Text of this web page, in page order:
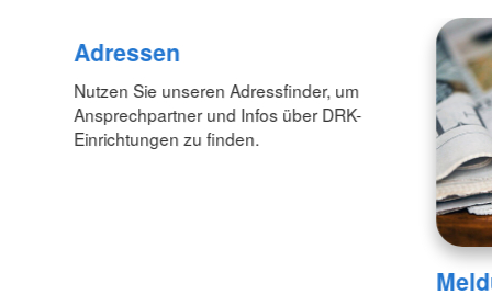
Adressen
Nutzen Sie unseren Adressfinder, um
Ansprechpartner und Infos über DRK-
Einrichtungen zu finden.